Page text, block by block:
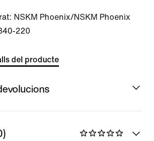
NSKM Phoenix/NSKM Phoenix
220
del producte